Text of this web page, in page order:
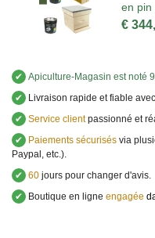
en pin
€
✔ Apiculture-Magasin est noté
✔
Livraison rapide et fiable avec
✔ Service clientpassionné et
✔
Paiements sécurisés via
Paypal, etc.).
✔ 60 jours pour changer d'avis.
✔
Boutique en ligne engagée